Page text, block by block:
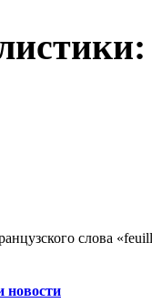
слова
новости